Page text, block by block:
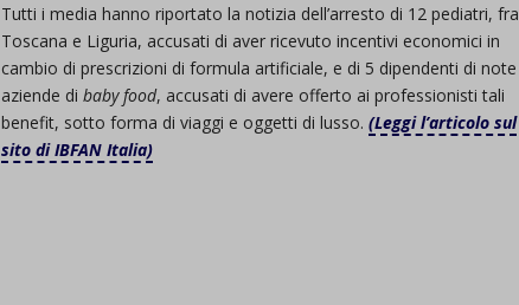
Tutti i media hanno riportato la notizia dell’arresto di 12 pediatri, fra
Toscana e Liguria, accusati di aver ricevuto incentivi economici in
cambio di prescrizioni di formula artificiale, e di 5 dipendenti di note
aziende dibaby food, accusati di avere offerto ai professionisti tali
benefit, sotto forma di viaggi e oggetti di lusso.(Leggi l’articolo sul
sito di IBFAN Italia)